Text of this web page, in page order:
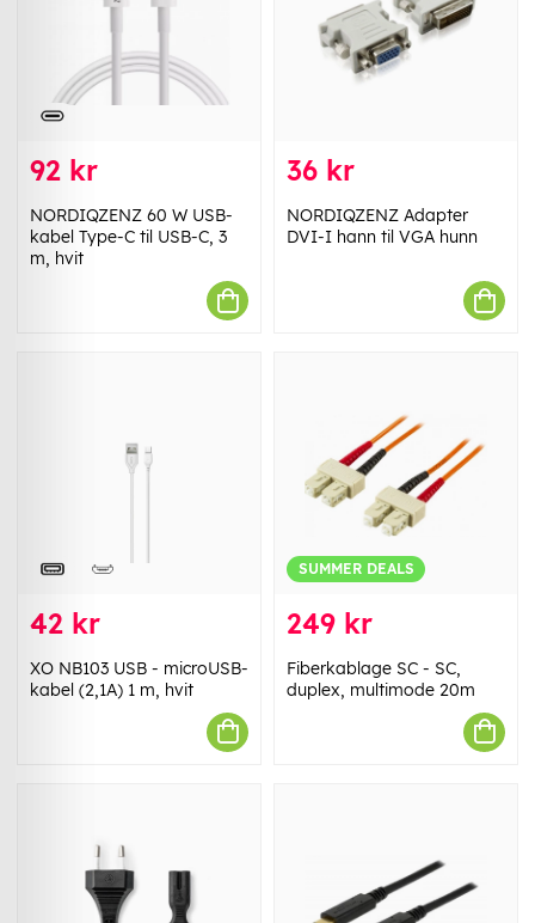
92 kr
NORDIQZENZ 60 W USB-
kabel Type-C til USB-C, 3
m, hvit
36 kr
NORDIQZENZ Adapter
DVI-I hann til VGA hunn
42 kr
XO NB103 USB - microUSB-
kabel (2,1A) 1 m, hvit
SUMMER DEALS
249 kr
Fiberkablage SC - SC,
duplex, multimode 20m